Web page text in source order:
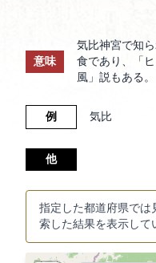
意味
気比神宮で知
食であり、「
風」説もある。
例 気比
他
指定した都道府県では
索した結果を表示して